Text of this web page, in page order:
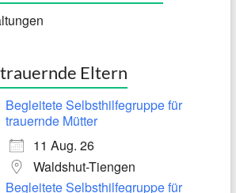
Eltern
Begleitete Selbsthilfegruppe für
trauernde Mütter
11 Aug. 26
Waldshut-Tiengen
Begleitete Selbsthilfegruppe für